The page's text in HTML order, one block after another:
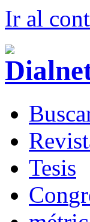
Ir al
B
R
Tesis
Con